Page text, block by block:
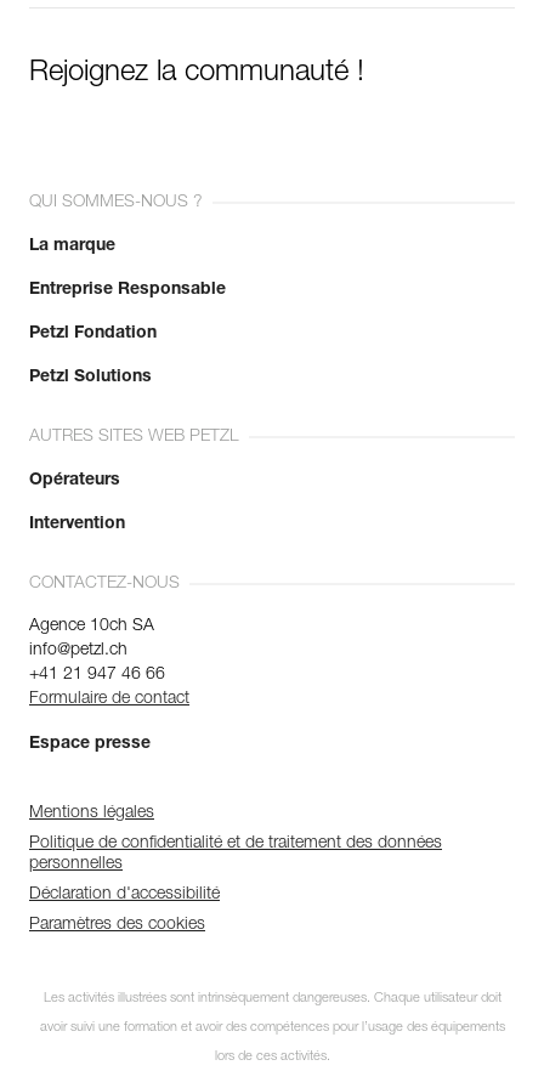
Rejoignez la communauté !
QUI SOMMES-NOUS ?
La marque
Entreprise Responsable
Petzl Fondation
Petzl Solutions
AUTRES SITES WEB PETZL
Opérateurs
Intervention
CONTACTEZ-NOUS
Agence 10ch SA
info@petzl.ch
+41 21 947 46 66
Formulaire de contact
Espace presse
Mentions légales
Politique de confidentialité et de traitement des données
personnelles
Déclaration d'accessibilité
Paramètres des cookies
Les activités illustrées sont intrinsèquement dangereuses. Chaque utilisateur doit
avoir suivi une formation et avoir des compétences pour l’usage des équipements
lors de ces activités.